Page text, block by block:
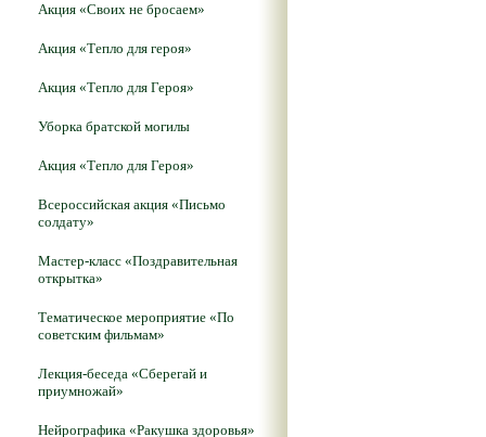
Акция «Своих не бросаем»
Акция «Тепло для героя»
Акция «Тепло для Героя»
Уборка братской могилы
Акция «Тепло для Героя»
Всероссийская акция «Письмо
солдату»
Мастер-класс «Поздравительная
открытка»
Тематическое мероприятие «По
советским фильмам»
Лекция-беседа «Сберегай и
приумножай»
Нейрографика «Ракушка здоровья»